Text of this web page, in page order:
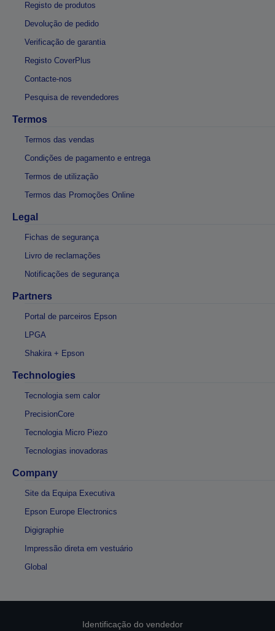
Registo de produtos
Devolução de pedido
Verificação de garantia
Registo CoverPlus
Contacte-nos
Pesquisa de revendedores
Termos
Termos das vendas
Condições de pagamento e entrega
Termos de utilização
Termos das Promoções Online
Legal
Fichas de segurança
Livro de reclamações
Notificações de segurança
Partners
Portal de parceiros Epson
LPGA
Shakira + Epson
Technologies
Tecnologia sem calor
PrecisionCore
Tecnologia Micro Piezo
Tecnologias inovadoras
Company
Site da Equipa Executiva
Epson Europe Electronics
Digigraphie
Impressão direta em vestuário
Global
Identificação do vendedor